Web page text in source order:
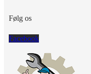
Følg os
Facebook